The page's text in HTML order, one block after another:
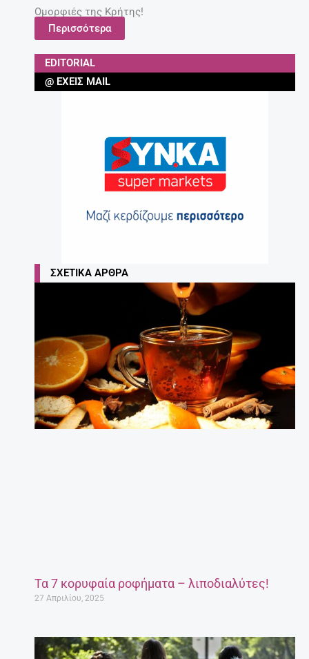
Ομορφιές της Κρήτης!
Περισσότερα
EDITORIAL
@ ΈΧΕΙΣ MAIL
ΣΧΕΤΙΚΆ ΆΡΘΡΑ
Τα 7 κορυφαία ροφήματα – λιποδιαλύτες!
27 Απριλίου, 2025